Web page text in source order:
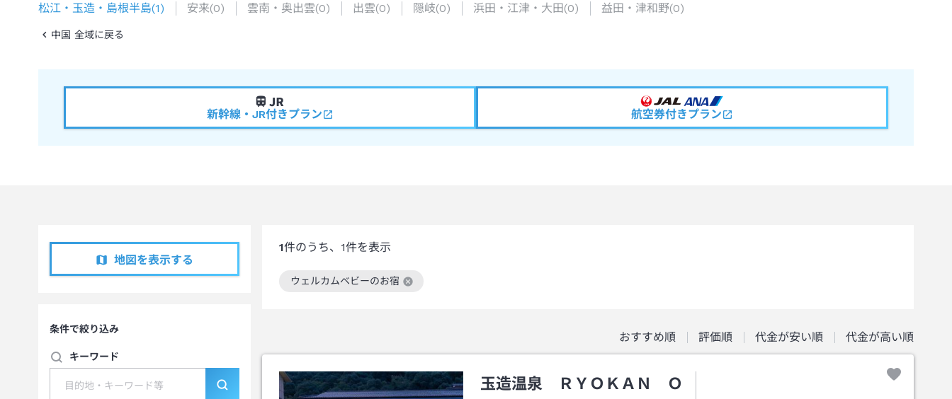
松江・玉造・島根半島(1) 安来(0) 雲南・奥出雲(0) 出雲(0) 隠岐(0) 浜田・江津・大田(0) 益田・津和野(0)
中国 全域に戻る
新幹線・JR付きプラン 航空券付きプラン
地図を表示する
条件で絞り込み
キーワード
1件のうち、 1件を表示
ウェルカムベビーのお宿
この絞り込み条件を解除
おすすめ順 評価順 代金が安い順 代金が高い順
玉造温泉 ＲＹＯＫＡＮ Ｏ